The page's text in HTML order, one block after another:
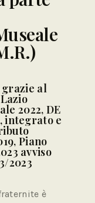
al
2022, DE
integrato e
Piano
avviso
2023
è